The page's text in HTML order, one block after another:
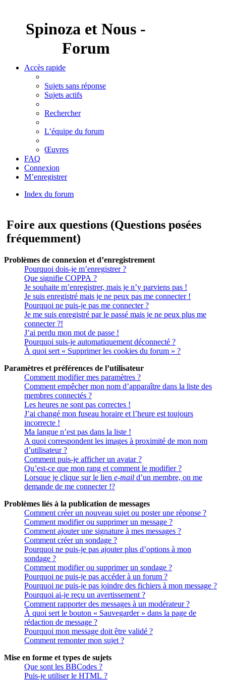
Spinoza et Nous -
Forum
Accès rapide
Sujets sans réponse
Sujets actifs
Rechercher
L’équipe du forum
Œuvres
FAQ
Connexion
M’enregistrer
Index du forum
Foire aux questions (Questions posées
fréquemment)
Problèmes de connexion et d’enregistrement
Pourquoi dois-je m’enregistrer ?
Que signifie COPPA ?
Je souhaite m’enregistrer, mais je n’y parviens pas !
Je suis enregistré mais je ne peux pas me connecter !
Pourquoi ne puis-je pas me connecter ?
Je me suis enregistré par le passé mais je ne peux plus me
connecter ?!
J’ai perdu mon mot de passe !
Pourquoi suis-je automatiquement déconnecté ?
À quoi sert « Supprimer les cookies du forum » ?
Paramètres et préférences de l’utilisateur
Comment modifier mes paramètres ?
Comment empêcher mon nom d’apparaître dans la liste des
membres connectés ?
Les heures ne sont pas correctes !
J’ai changé mon fuseau horaire et l’heure est toujours
incorrecte !
Ma langue n’est pas dans la liste !
A quoi correspondent les images à proximité de mon nom
d’utilisateur ?
Comment puis-je afficher un avatar ?
Qu’est-ce que mon rang et comment le modifier ?
Lorsque je clique sur le lien e-mail d’un membre, on me
demande de me connecter !?
Problèmes liés à la publication de messages
Comment créer un nouveau sujet ou poster une réponse ?
Comment modifier ou supprimer un message ?
Comment ajouter une signature à mes messages ?
Comment créer un sondage ?
Pourquoi ne puis-je pas ajouter plus d’options à mon
sondage ?
Comment modifier ou supprimer un sondage ?
Pourquoi ne puis-je pas accéder à un forum ?
Pourquoi ne puis-je pas joindre des fichiers à mon message ?
Pourquoi ai-je reçu un avertissement ?
Comment rapporter des messages à un modérateur ?
À quoi sert le bouton « Sauvegarder » dans la page de
rédaction de message ?
Pourquoi mon message doit être validé ?
Comment remonter mon sujet ?
Mise en forme et types de sujets
Que sont les BBCodes ?
Puis-je utiliser le HTML ?